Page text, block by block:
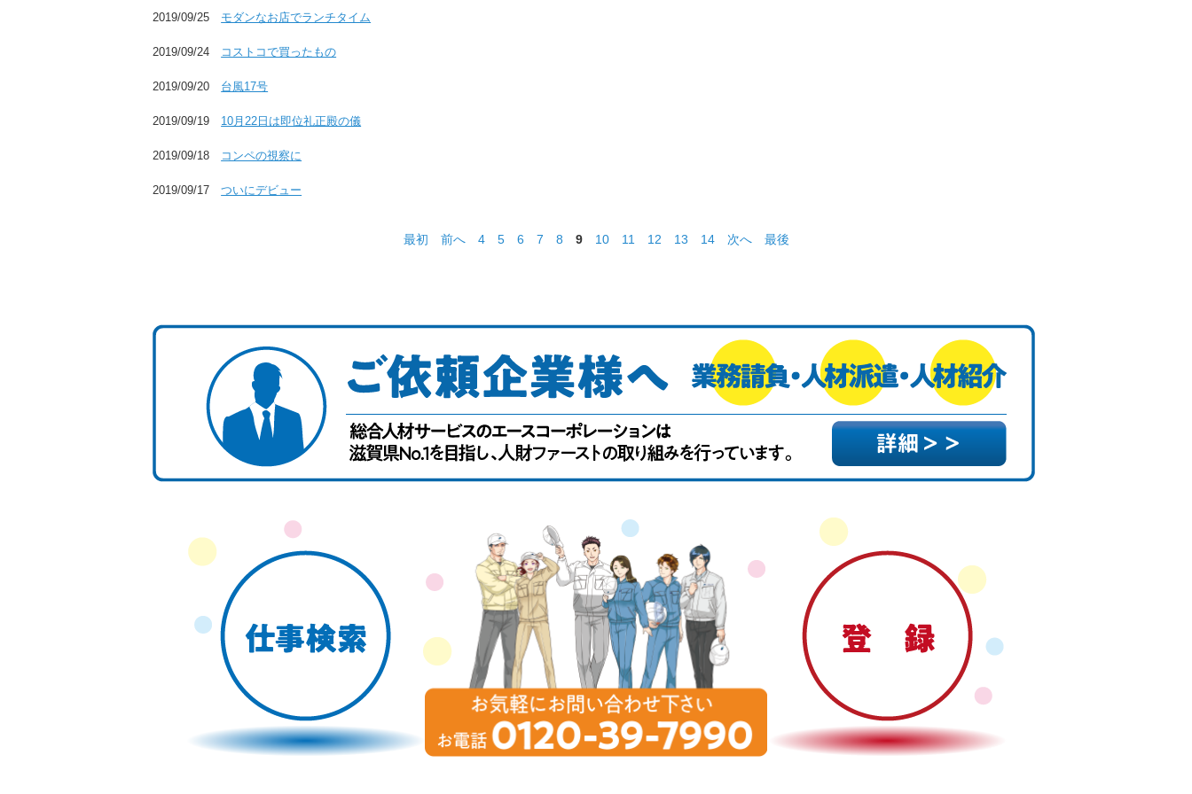
2019/09/25 モダンなお店でランチタイム
2019/09/24 コストコで買ったもの
2019/09/20 台風17号
2019/09/19 10月22日は即位礼正殿の儀
2019/09/18 コンペの視察に
2019/09/17 ついにデビュー
最初 前へ 4 5 6 7 8 9 10 11 12 13 14 次へ 最後